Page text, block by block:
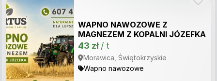
WAPNO NAWOZOWE Z
MAGNEZEM Z KOPALNI JÓZEFKA
43 zł / t
Morawica, Świętokrzyskie
Wapno nawozowe